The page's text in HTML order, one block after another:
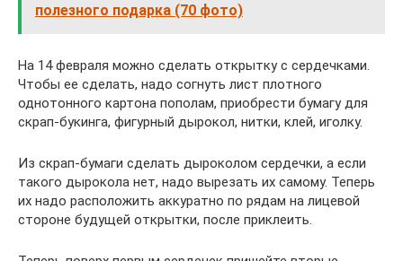
полезного подарка (70 фото)
На 14 февраля можно сделать открытку с сердечками.
Чтобы ее сделать, надо согнуть лист плотного
однотонного картона пополам, приобрести бумагу для
скрап-букинга, фигурный дырокол, нитки, клей, иголку.
Из скрап-бумаги сделать дыроколом сердечки, а если
такого дырокола нет, надо вырезать их самому. Теперь
их надо расположить аккуратно по рядам на лицевой
стороне будущей открытки, после приклеить.